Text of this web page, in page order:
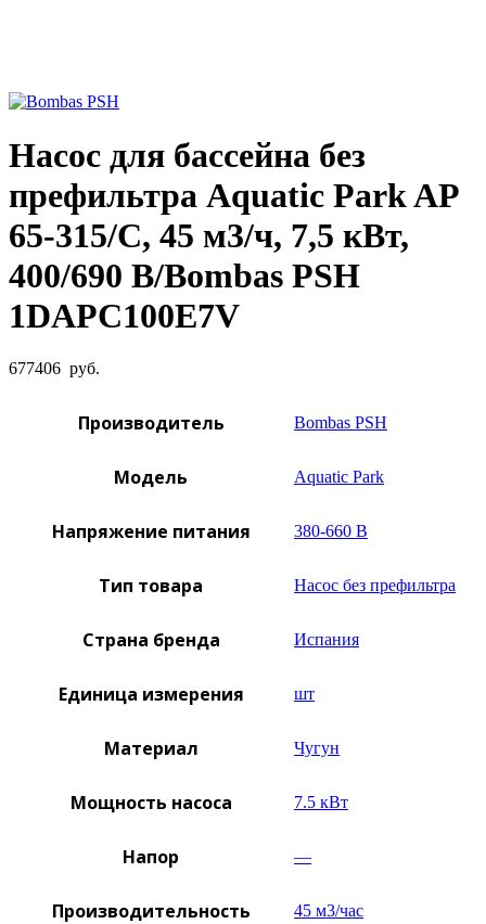
Насос для бассейна без
префильтра Aquatic Park AP
65-315/C, 45 м3/ч, 7,5 кВт,
400/690 В/Bombas PSH
1DAPC100E7V
677406 руб.
Производитель Bombas PSH
Модель Aquatic Park
Напряжение питания 380-660 В
Тип товара Насос без префильтра
Страна бренда Испания
Единица измерения шт
Материал Чугун
Мощность насоса 7.5 кВт
Напор —
Производительность 45 м3/час